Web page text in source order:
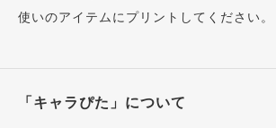
使いのアイテムにプリントしてください。
「キャラぴた」について